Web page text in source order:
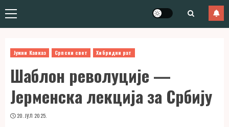
Primary
Menu
Јужни Кавказ Српски свет Хибридни рат
Шаблон револуције —
Јерменска лекција за Србију
20. ЈУЛ 2025.